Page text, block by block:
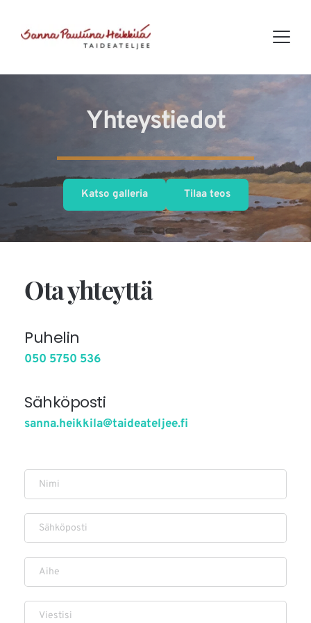
Yhteystiedot
Katso galleria Tilaa teos
Ota yhteyttä
Puhelin
050 5750 536
Sähköposti
sanna.heikkila@taideateljee.fi